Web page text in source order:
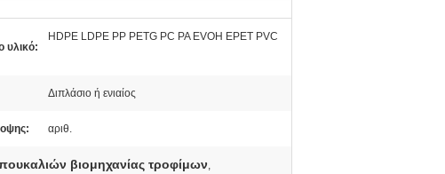
υλικό:
HDPE LDPE PP PETG PC PA EVOH EPET PVC
Διπλάσιο ή ενιαίος
αριθ.
βιομηχανίας τροφίμων,